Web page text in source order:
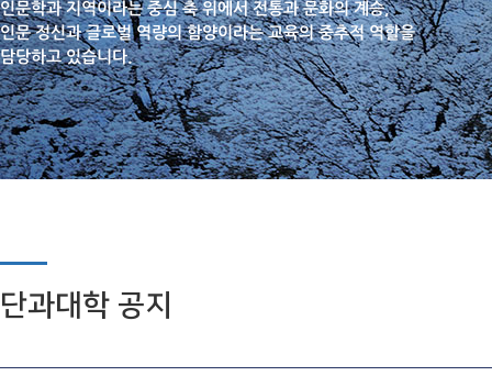
인문학과 지역이라는 중심 축 위에서 전통과 문화의 계승,
인문 정신과 글로벌 역량의 함양이라는 교육의 중추적 역할을
담당하고 있습니다.
단과대학 공지